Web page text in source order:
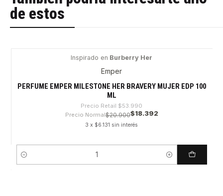
de estos
Inspirado en Burberry Her
Emper
PERFUME EMPER MILESTONE HER BRAVERY MUJER EDP 100
ML
Precio Retail $53.990
Precio Normal$20.900$18.392
3 x $6.131 sin interés
Cantidad